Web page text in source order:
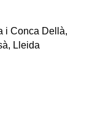
i Conca Dellà,
Lleida